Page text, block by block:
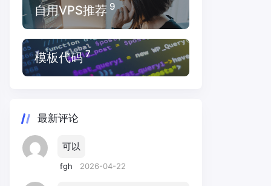
自用VPS推荐 9
模板代码 7
最新评论
可以
fgh 2026-04-22